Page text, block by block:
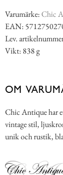
Varumärke:Chic
EAN:
Lev.
Vikt: 838 g
OM
Chic Antique har
vintage stil,
unik och rustik,